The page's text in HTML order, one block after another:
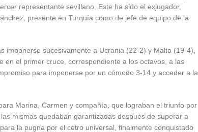
representante sevillano. Este ha sido el exjugador,
presente en Turquía como de jefe de equipo de la
imponerse sucesivamente a Ucrania (22-2) y Malta (19-4),
en el primer cruce, correspondiente a los octavos, a las
para imponerse por un cómodo 3-14 y acceder a la
Marina, Carmen y compañía, que lograban el triunfo por
mismas quedaban garantizadas después de superar a
la pugna por el cetro universal, finalmente conquistado